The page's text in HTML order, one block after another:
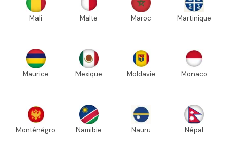
Mali Malte Maroc Martinique
Maurice Mexique Moldavie Monaco
Monténégro Namibie Nauru Népal